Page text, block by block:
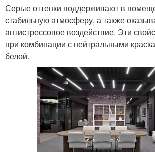
Серые оттенки поддерживают в
стабильную атмосферу, а также
антистрессовое воздействие. Эти
при комбинации с нейтральными
белой.